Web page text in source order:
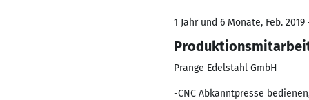
1 Jahr und 6 Monate, Feb.
Prange Edelstahl GmbH
-CNC Abkanntpresse